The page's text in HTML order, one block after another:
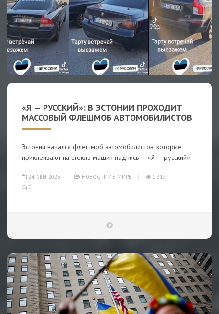
«Я — РУССКИЙ»: В ЭСТОНИИ ПРОХОДИТ
МАССОВЫЙ ФЛЕШМОБ АВТОМОБИЛИСТОВ
Эстонии начался флешмоб автомобилистов, которые
приклеивают на стекло машин надпись — «Я — русский».
24-СЕН-2023 НОВОСТИ / В МИРЕ
1 317
0